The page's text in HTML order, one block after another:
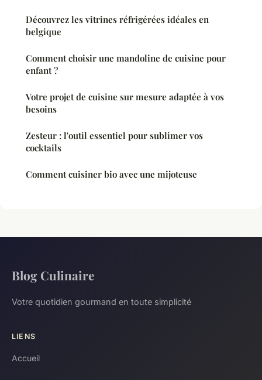
Découvrez les vitrines réfrigérées idéales en
belgique
Comment choisir une mandoline de cuisine pour
enfant ?
Votre projet de cuisine sur mesure adaptée à vos
besoins
Zesteur : l'outil essentiel pour sublimer vos
cocktails
Comment cuisiner bio avec une mijoteuse
Blog Culinaire
Votre quotidien gourmand en toute simplicité
LIENS
Accueil